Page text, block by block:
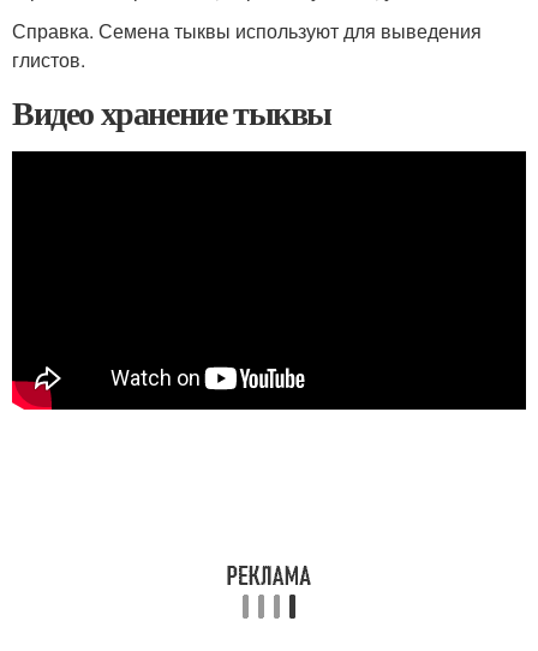
Справка. Семена тыквы используют для выведения
глистов.
Видео хранение тыквы